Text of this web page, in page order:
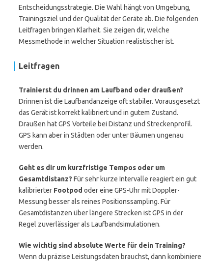
Entscheidungsstrategie. Die Wahl hängt von Umgebung,
Trainingsziel und der Qualität der Geräte ab. Die folgenden
Leitfragen bringen Klarheit. Sie zeigen dir, welche
Messmethode in welcher Situation realistischer ist.
Leitfragen
Trainierst du drinnen am Laufband oder draußen?
Drinnen ist die Laufbandanzeige oft stabiler. Vorausgesetzt
das Gerät ist korrekt kalibriert und in gutem Zustand.
Draußen hat GPS Vorteile bei Distanz und Streckenprofil.
GPS kann aber in Städten oder unter Bäumen ungenau
werden.
Geht es dir um kurzfristige Tempos oder um
Gesamtdistanz? Für sehr kurze Intervalle reagiert ein gut
kalibrierter Footpod oder eine GPS-Uhr mit Doppler-
Messung besser als reines Positionssampling. Für
Gesamtdistanzen über längere Strecken ist GPS in der
Regel zuverlässiger als Laufbandsimulationen.
Wie wichtig sind absolute Werte für dein Training?
Wenn du präzise Leistungsdaten brauchst, dann kombiniere